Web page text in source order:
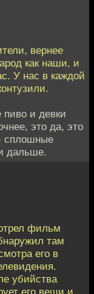
вернее
как наши, и
У нас в каждой
пиво и девки
это да, это
сплошные
дальше.
фильм
там
его в
убийства